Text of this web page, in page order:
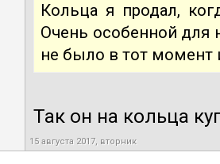
Кольца я продал,
Очень особенной для
не было в тот момент
Так он на кольца
15 августа 2017, вторник